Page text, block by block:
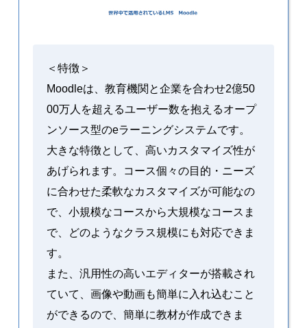
＜特徴＞
Moodleは、教育機関と企業を合わせ2億50
00万人を超えるユーザー数を抱えるオープ
ンソース型のeラーニングシステムです。
大きな特徴として、高いカスタマイズ性が
あげられます。コース個々の目的・ニーズ
に合わせた柔軟なカスタマイズが可能なの
で、小規模なコースから大規模なコースま
で、どのようなクラス規模にも対応できま
す。
また、汎用性の高いエディターが搭載され
ていて、画像や動画も簡単に入れ込むこと
ができるので、簡単に教材が作成できま